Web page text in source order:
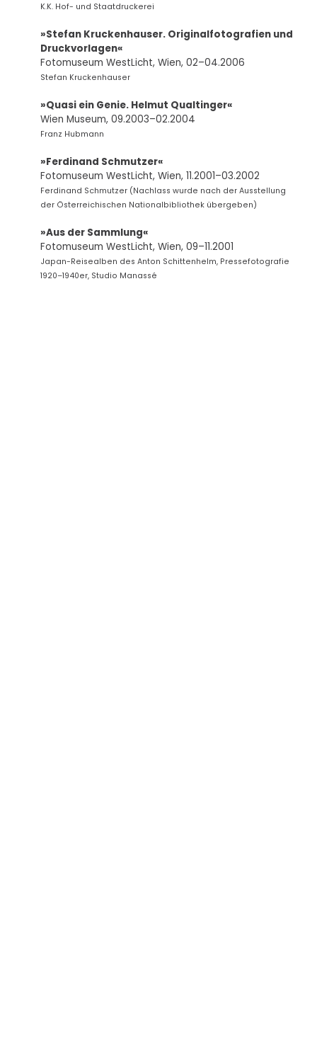
K.K. Hof- und Staatdruckerei
»Stefan Kruckenhauser. Originalfotografien und
Druckvorlagen«
Fotomuseum WestLicht, Wien, 02–04.2006
Stefan Kruckenhauser
»Quasi ein Genie. Helmut Qualtinger«
Wien Museum, 09.2003–02.2004
Franz Hubmann
»Ferdinand Schmutzer«
Fotomuseum WestLicht, Wien, 11.2001–03.2002
Ferdinand Schmutzer (Nachlass wurde nach der Ausstellung
der Österreichischen Nationalbibliothek übergeben)
»Aus der Sammlung«
Fotomuseum WestLicht, Wien, 09–11.2001
Japan-Reisealben des Anton Schittenhelm, Pressefotografie
1920–1940er, Studio Manassé